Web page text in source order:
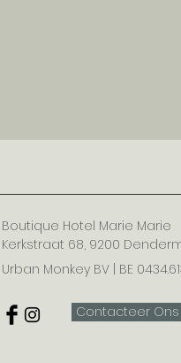
Boutique Hotel Marie Marie
Kerkstraat 68, 9200
Urban Monkey BV | BE
Contacteer Ons